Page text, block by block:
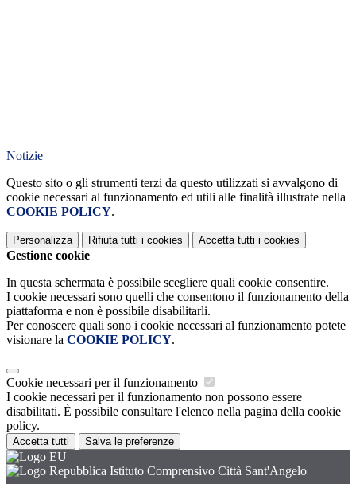
Notizie
Questo sito o gli strumenti terzi da questo utilizzati si avvalgono di
cookie necessari al funzionamento ed utili alle finalità illustrate nella
COOKIE POLICY.
Personalizza Rifiuta tutti i cookies Accetta tutti i cookies
Gestione cookie
In questa schermata è possibile scegliere quali cookie consentire.
I cookie necessari sono quelli che consentono il funzionamento della
piattaforma e non è possibile disabilitarli.
Per conoscere quali sono i cookie necessari al funzionamento potete
visionare la COOKIE POLICY.
Cookie necessari per il funzionamento
I cookie necessari per il funzionamento non possono essere
disabilitati. È possibile consultare l'elenco nella pagina della cookie
policy.
Accetta tutti Salva le preferenze
Istituto Comprensivo Città Sant'Angelo